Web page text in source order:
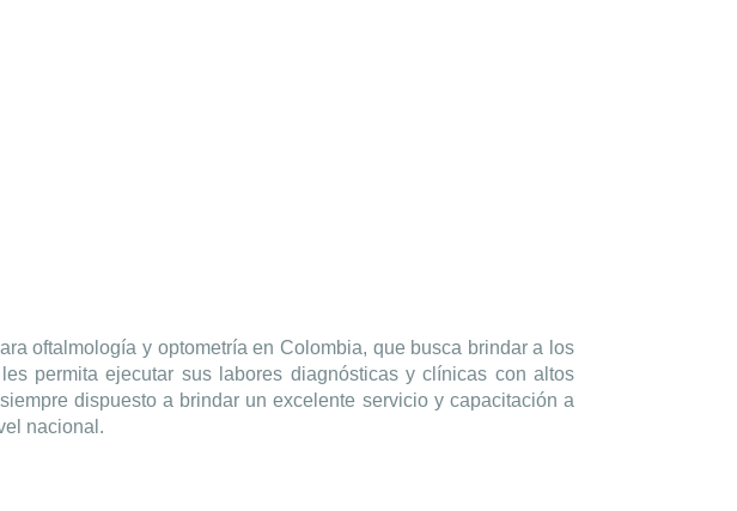
oftalmología y optometría en Colombia, que busca brindar a los
permita ejecutar sus labores diagnósticas y clínicas con altos
dispuesto a brindar un excelente servicio y capacitación a
nacional.